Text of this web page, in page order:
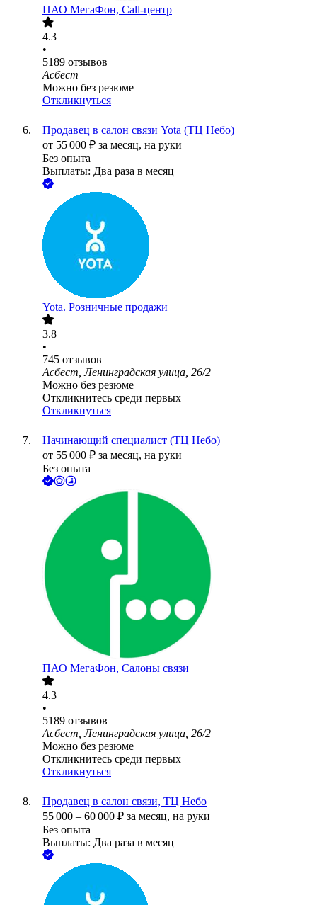
ПАО МегаФон, Call-центр
4.3
•
5189 отзывов
Асбест
Можно без резюме
Откликнуться
Продавец в салон связи Yota (ТЦ Небо)
от 55 000 ₽ за месяц, на руки
Без опыта
Выплаты: Два раза в месяц
Yota. Розничные продажи
3.8
•
745 отзывов
Асбест, Ленинградская улица, 26/2
Можно без резюме
Откликнитесь среди первых
Откликнуться
Начинающий специалист (ТЦ Небо)
от 55 000 ₽ за месяц, на руки
Без опыта
ПАО МегаФон, Салоны связи
4.3
•
5189 отзывов
Асбест, Ленинградская улица, 26/2
Можно без резюме
Откликнитесь среди первых
Откликнуться
Продавец в салон связи, ТЦ Небо
55 000 – 60 000 ₽ за месяц, на руки
Без опыта
Выплаты: Два раза в месяц